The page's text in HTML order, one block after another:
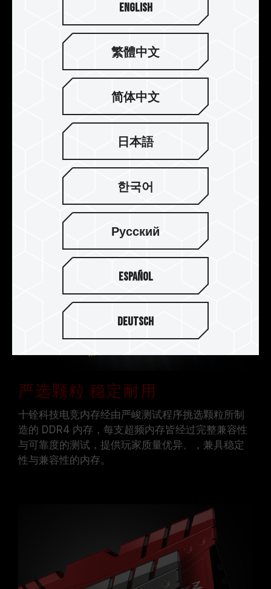
强化结构 提升散热
采用厚度 0.8 mm 的铝合金一体成形冲压制程，加
上电解阳极氧化制程，抗腐蚀能力不导电，透过超
传导导热背胶热传导至铝合金模块来提升散热，让
超频内存维持在有效工作温度内。
严选颗粒 稳定耐用
十铨科技电竞内存经由严峻测试程序挑选颗粒所制
造的 DDR4 内存，每支超频内存皆经过完整兼容性
与可靠度的测试，提供玩家质量优异、，兼具稳定
性与兼容性的内存。
English
繁體中文
简体中文
日本語
한국어
Русский
Español
Deutsch